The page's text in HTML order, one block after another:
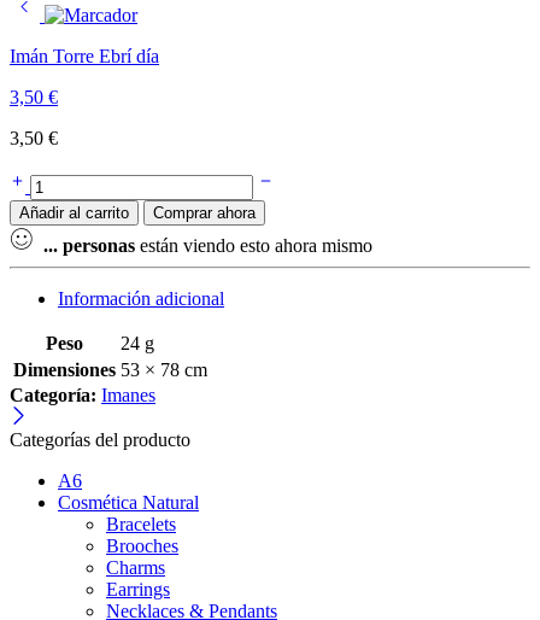
Imán Torre Ebrí día
3,50 €
3,50 €
Añadir al carrito Comprar ahora
... personas están viendo esto ahora mismo
Información adicional
Peso
24 g
Dimensiones 53 × 78 cm
Categoría: Imanes
Categorías del producto
A6
Cosmética Natural
Bracelets
Brooches
Charms
Earrings
Necklaces & Pendants